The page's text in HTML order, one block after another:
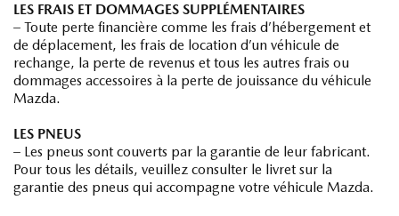
LES FRAIS ET DOMMAGES SUPPLÉMENTAIRES
– Toute perte financière comme les frais d’hébergement et
de déplacement, les frais de location d’un véhicule de
rechange, la perte de revenus et tous les autres frais ou
dommages accessoires à la perte de jouissance du véhicule
Mazda.
LES PNEUS
– Les pneus sont couverts par la garantie de leur fabricant.
Pour tous les détails, veuillez consulter le livret sur la
garantie des pneus qui accompagne votre véhicule Mazda.